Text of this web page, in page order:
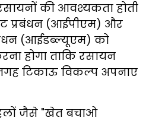
की आवश्यकता होती
प्रबंधन (आईपीएम) और
(आईडब्ल्यूएम) को
होगा ताकि रसायन
टिकाऊ विकल्प अपनाए
जैसे "खेत बचाओ